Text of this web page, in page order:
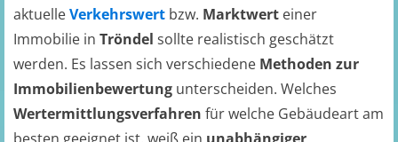
aktuelleVerkehrswert bzw. Marktwert einer
Immobilie in Tröndel sollte realistisch geschätzt
werden. Es lassen sich verschiedene Methoden zur
Immobilienbewertung unterscheiden. Welches
Wertermittlungsverfahren für welche Gebäudeart am